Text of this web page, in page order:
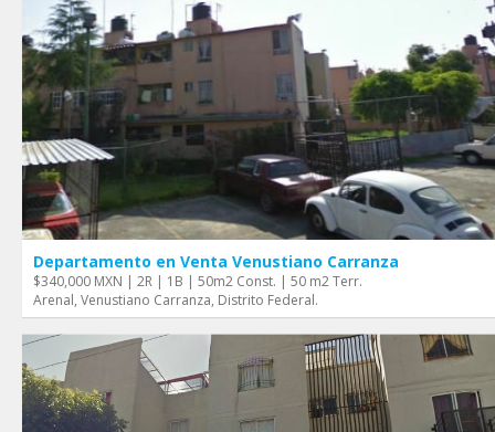
Departamento en Venta Venustiano Carranza
$340,000 MXN | 2R | 1B | 50m2 Const. | 50 m2 Terr.
Arenal, Venustiano Carranza, Distrito Federal.